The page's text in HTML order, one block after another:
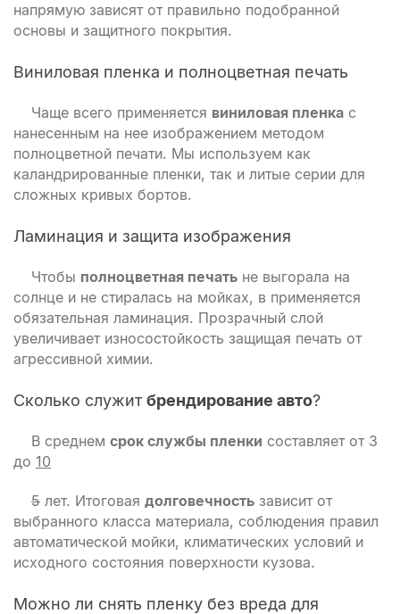
напрямую зависят от правильно подобранной
основы и защитного покрытия.
Виниловая пленка и полноцветная печать
Чаще всего применяется виниловая пленка с
нанесенным на нее изображением методом
полноцветной печати. Мы используем как
каландрированные пленки, так и литые серии для
сложных кривых бортов.
Ламинация и защита изображения
Чтобы полноцветная печать не выгорала на
солнце и не стиралась на мойках, в применяется
обязательная ламинация. Прозрачный слой
увеличивает износостойкость защищая печать от
агрессивной химии.
Сколько служитбрендирование авто?
В среднем срок службы пленки составляет от 3
до 10
5 лет. Итоговая долговечность зависит от
выбранного класса материала, соблюдения правил
автоматической мойки, климатических условий и
исходного состояния поверхности кузова.
Можно ли снять пленку без вреда для